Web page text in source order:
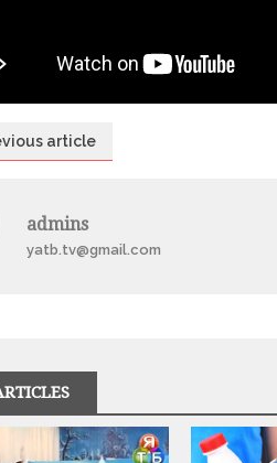
article
admins
yatb.tv@gmail.com